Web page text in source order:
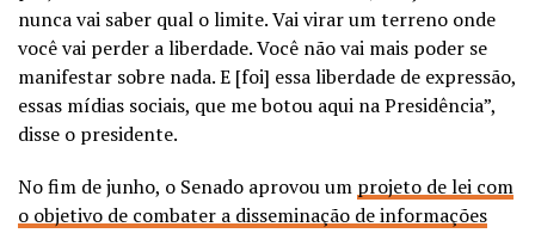
nunca vai saber qual o limite. Vai virar um terreno onde
você vai perder a liberdade. Você não vai mais poder se
manifestar sobre nada. E [foi] essa liberdade de expressão,
essas mídias sociais, que me botou aqui na Presidência”,
disse o presidente.
No fim de junho, o Senado aprovou um projeto de lei com
o objetivo de combater a disseminação de informações